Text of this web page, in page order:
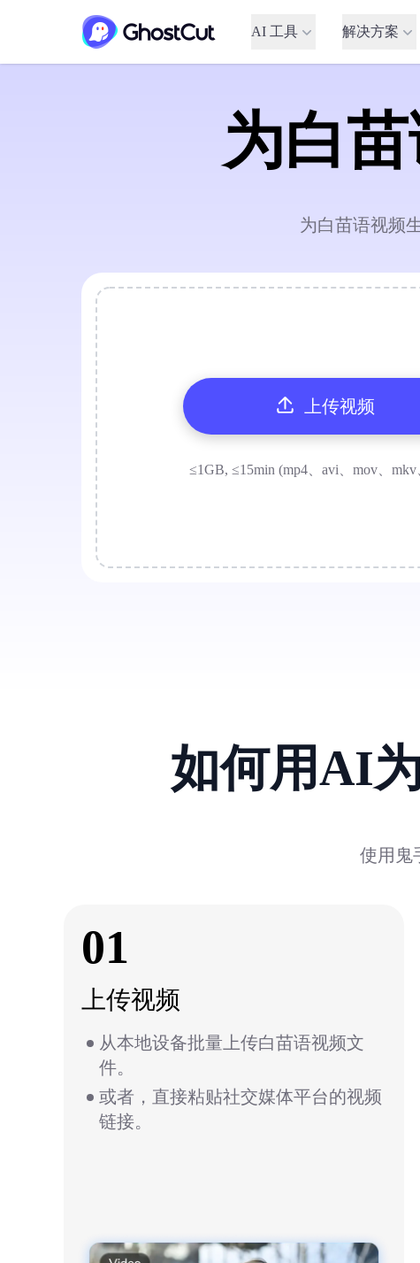
AI 工具 解决方案
为白
为白苗语视频
上传视频
≤1GB, ≤15min (mp4、avi、mov、mkv
如何用AI
使用鬼
01
上传视频
从本地设备批量上传白苗语视频文
件。
或者，直接粘贴社交媒体平台的视频
链接。